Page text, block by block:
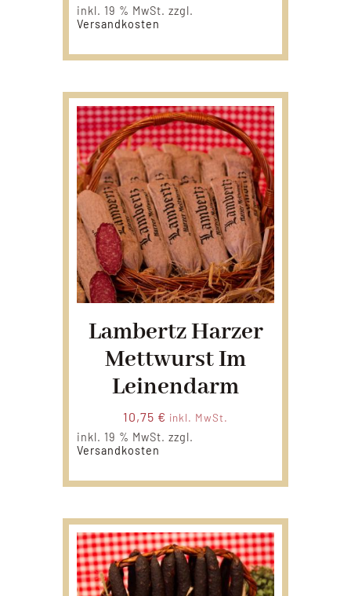
inkl. 19 % MwSt. zzgl.
Versandkosten
Lambertz Harzer
Mettwurst Im
Leinendarm
10,75 € inkl. MwSt.
inkl. 19 % MwSt. zzgl.
Versandkosten